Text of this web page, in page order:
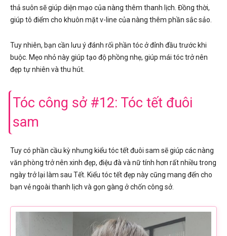
thả suôn sẽ giúp diện mạo của nàng thêm thanh lịch. Đồng thời,
giúp tô điểm cho khuôn mặt v-line của nàng thêm phần sắc sảo.
Tuy nhiên, bạn cần lưu ý đánh rối phần tóc ở đỉnh đầu trước khi
buộc. Mẹo nhỏ này giúp tạo độ phồng nhẹ, giúp mái tóc trở nên
đẹp tự nhiên và thu hút.
Tóc công sở #12: Tóc tết đuôi
sam
Tuy có phần cầu kỳ nhưng kiểu tóc tết đuôi sam sẽ giúp các nàng
văn phòng trở nên xinh đẹp, điệu đà và nữ tính hơn rất nhiều trong
ngày trở lại làm sau Tết. Kiểu tóc tết đẹp này cũng mang đến cho
bạn vẻ ngoài thanh lịch và gọn gàng ở chốn công sở.